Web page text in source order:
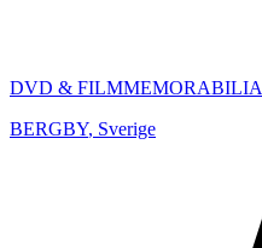
DVD & FILMMEMORABILIA
BERGBY, Sverige